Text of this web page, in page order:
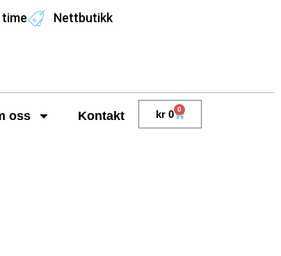
Nettbutikk
oss Kontakt kr 0 0